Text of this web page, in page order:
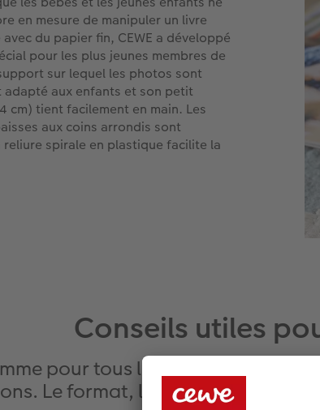
en mesure de manipuler un livre
du papier fin, CEWE a développé
pour les plus jeunes membres de
sur lequel les photos sont
adapté aux enfants et son petit
cm) tient facilement en main. Les
aux coins arrondis sont
spirale en plastique facilite la
Conseils utiles
pour tous les produits
Le format, la reliure et le